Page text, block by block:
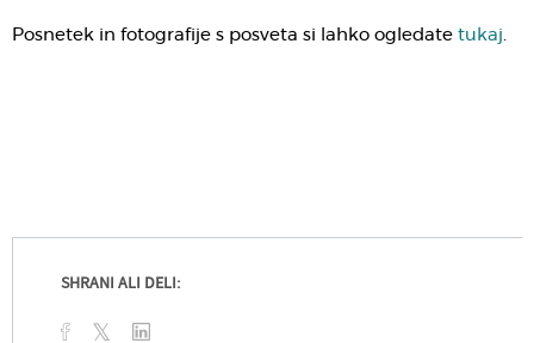
Posnetek in fotografije s posveta si lahko ogledate tukaj.
SHRANI ALI DELI: